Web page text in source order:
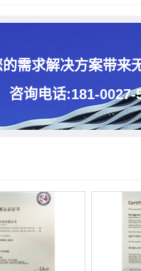
的需求解决方案带来
咨询电话:181-0027-